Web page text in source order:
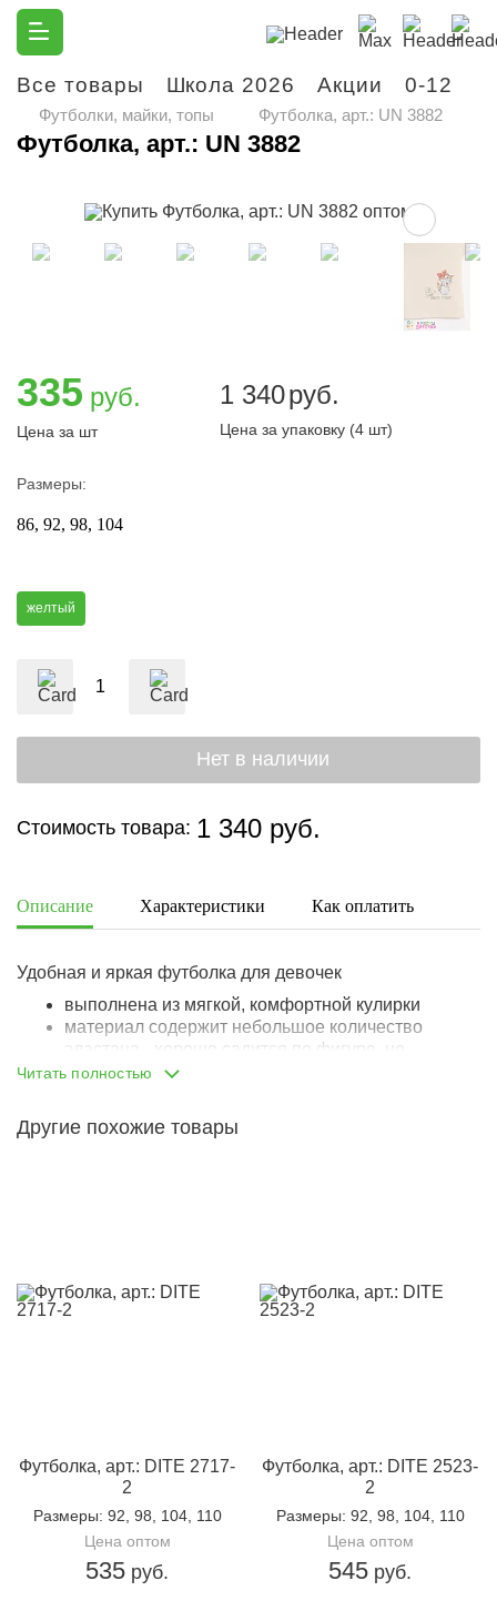
Все товары Школа 2026 Акции 0-12
Футболки, майки, топы Футболка, арт.: UN 3882
Футболка, арт.: UN 3882
335 руб.
Цена за шт
1 340руб.
Цена за упаковку (4 шт)
Размеры:
86 92 98 104
желтый
Стоимость товара: 1 340 руб.
Описание Характеристики Как оплатить
Удобная и яркая футболка для девочек
выполнена из мягкой, комфортной кулирки
материал содержит небольшое количество
эластана - хорошо садится по фигуре, не
деформируется при стирке
горловина притачена, выполнена из резинки-
Читать полностью
Другие похожие товары
Футболка, арт.: DITE 2717-
2
Размеры: 92, 98, 104, 110
Цена оптом
535 руб.
Футболка, арт.: DITE 2523-
2
Размеры: 92, 98, 104, 110
Цена оптом
545 руб.